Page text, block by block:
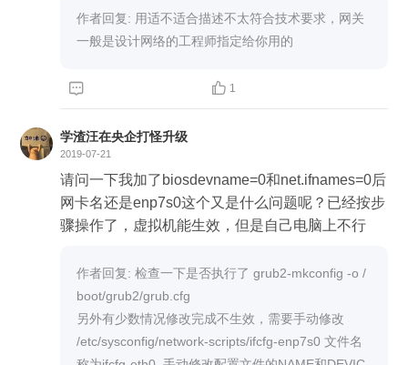
orever 由于留言区有字数要求，我就删除了写无关
的代码，另外希望老师可以给极客时间提意见，能
重点，也有利于老师直接看到问题的关键点，节省
dary noprefixroute eth0 valid_lft forever preferred_lf
t forever inet 172.28.29.148/28 scope global secon
fe80::6192:6c88:aafa:6514/64 scope link noprefixr
CAST,RUNNING,MULTICAST> mtu 1500 inet 17
2.28.29.146 netmask 255.255.255.240 broadcast 1
72.28.29.159 inet6 fe80::6192:6c88:aafa:6514 prefi
xlen 64 scopeid 0x20<link> ether 00:15:5d:8f:49:0
8.6 KiB) TX errors 0 dropped 0 overruns 0 carrier 0
作者回复: 用适不适合描述不太符合技术要求，网关
一般是设计网络的工程师指定给你用的
  1
学渣汪在央企打怪升级
2019-07-21
请问一下我加了biosdevname=0和net.ifnames=0后
网卡名还是enp7s0这个又是什么问题呢？已经按步
骤操作了，虚拟机能生效，但是自己电脑上不行
作者回复: 检查一下是否执行了 grub2-mkconfig -o /
boot/grub2/grub.cfg
另外有少数情况修改完成不生效，需要手动修改
/etc/sysconfig/network-scripts/ifcfg-enp7s0 文件名